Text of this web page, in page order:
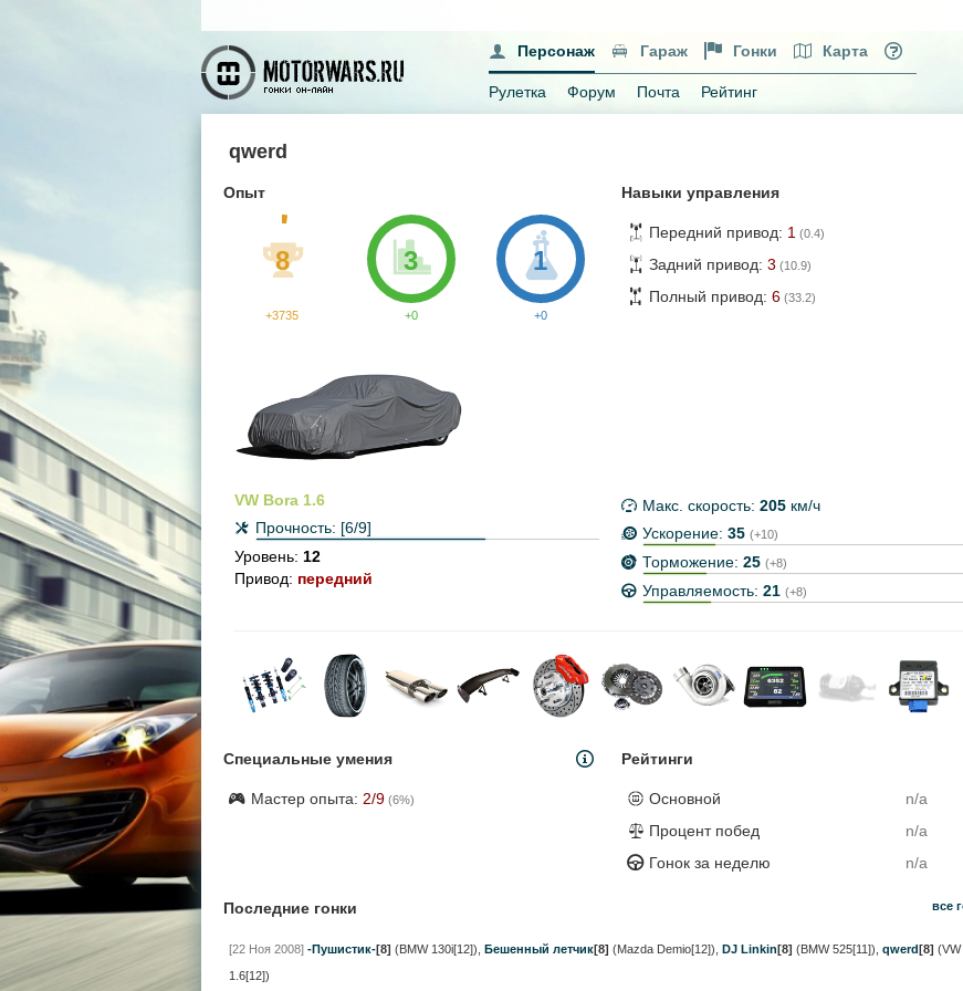
Персонаж
Гараж Гонки Карта
Рулетка Форум Почта Рейтинг
qwerd
Опыт
8
+3735
3
+0
1
+0
Навыки управления
Передний привод: 1 (0.4)
Задний привод: 3 (10.9)
Полный привод: 6 (33.2)
VW Bora 1.6
Прочность: [6/9]
Уровень: 12
Привод: передний
Макс. скорость: 205 км/ч
Ускорение: 35 (+10)
Торможение: 25 (+8)
Управляемость: 21 (+8)
Специальные умения
Мастер опыта: 2/9 (6%)
Рейтинги
Основной n/a
Процент побед n/a
Гонок за неделю n/a
Последние гонки все
[22 Ноя 2008] -Пушистик-[8] (BMW 130i[12]) Бешенный летчик[8] (Mazda Demio[12]) DJ Linkin[8] (BMW 525[11]) qwerd[8]
1.6[12])